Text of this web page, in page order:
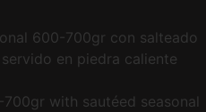
600-700gr con salteado
en piedra caliente
with sautéed seasonal